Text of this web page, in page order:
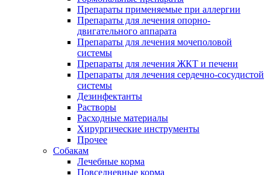
Препараты применяемые при аллергии
Препараты для лечения опорно-
двигательного аппарата
Препараты для лечения мочеполовой
системы
Препараты для лечения ЖКТ и печени
Препараты для лечения сердечно-сосудистой
системы
Дезинфектанты
Растворы
Расходные материалы
Хирургические инструменты
Прочее
Собакам
Лечебные корма
Повседневные корма